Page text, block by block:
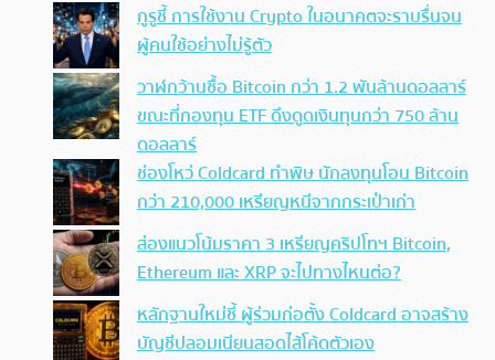
กูรูชี้ การใช้งาน Crypto ในอนาคตจะราบรื่นจน
ผู้คนใช้อย่างไม่รู้ตัว
วาฬกว้านซื้อ Bitcoin กว่า 1.2 พันล้านดอลลาร์
ขณะที่กองทุน ETF ดึงดูดเงินทุนกว่า 750 ล้าน
ดอลลาร์
ช่องโหว่ Coldcard ทำพิษ นักลงทุนโอน Bitcoin
กว่า 210,000 เหรียญหนีจากกระเป๋าเก่า
ส่องแนวโน้มราคา 3 เหรียญคริปโทฯ Bitcoin,
Ethereum และ XRP จะไปทางไหนต่อ?
หลักฐานใหม่ชี้ ผู้ร่วมก่อตั้ง Coldcard อาจสร้าง
บัญชีปลอมเนียนสอดไส้โค้ดตัวเอง